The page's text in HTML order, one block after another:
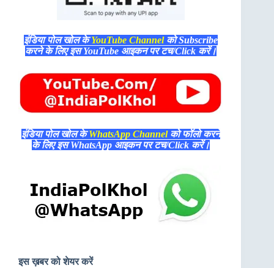
इंडिया पोल खोल केYouTube Channelको Subscribe
करने के लिए इस YouTube आइकन पर टच/Click करें।
इंडिया पोल खोल केWhatsApp Channelको फॉलो करने
के लिए इस WhatsApp आइकन पर टच/Click करें।
इस ख़बर को शेयर करें